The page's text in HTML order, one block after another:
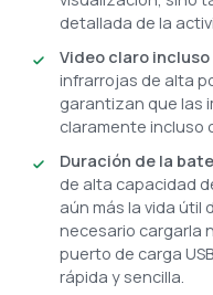
detallada de la
Video claro
infrarrojas de alta
garantizan que las
claramente incluso
Duración de la
de alta capacidad
aún más la vida útil
necesario cargarla
puerto de carga
rápida y sencilla.